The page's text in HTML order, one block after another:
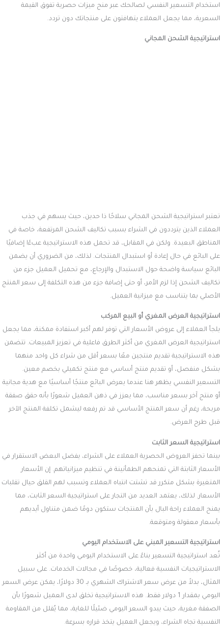
استخدام التسعير النفسي لصالحك عبر منح ميزات حصرية تفوق القيمة
السعرية، مما يجعل العملاء يتهافتون على منتجاتك دون تردد.
استراتيجية الشحن المجاني
تعتبر استراتيجية الشحن المجاني سلاحًا ذا حدين، حيث يسهم في جذب
العملاء الذين يترددون في الشراء بسبب تكاليف الشحن المرتفعة، خاصة في
المناطق البعيدة. ولكن في المقابل، قد تحمل هذه الاستراتيجية عبءًا إضافيًا
على البائع في حال إعادة أو استبدال المنتجات. لذلك، من الضروري أن يضمن
البائع سياسة واضحة حول الاستبدال والإرجاع، مع تحميل العميل جزء من
تكاليف الشحن إذا لزم الأمر، أو حتى إضافة جزء من هذه التكلفة إلى سعر المنتج
الأصلي بما يتناسب مع ميزانية العميل.
استراتيجية العرض المغري أو البيع المركب
يلجأ العملاء إلى عروض الأسعار التي توفر لهم أكبر استفادة ممكنة، مما يجعل
استراتيجية العرض المغري من أكثر الطرق فاعلية في تعزيز المبيعات. تتضمن
هذه الاستراتيجية تقديم منتجين معًا بسعر أقل من شراء كل واحد منهما
بشكل منفصل، أو تقديم منتج أساسي مع منتج تكميلي بخصم معين.
التسعير النفسي يظهر هنا عندما يعرض البائع منتجًا أساسيًا مع هدية مجانية
أو منتج آخر بسعر مناسب، مما يعزز في ذهن العميل شعورًا بأنه حقق صفقة
مربحة، رغم أن سعر المنتج الأساسي قد تم رفعه ليشمل تكلفة المنتج الآخر
قبل طرح العرض.
استراتيجية السعر الثابت
بينما تحفز العروض الحصرية العملاء على الشراء، يفضل البعض الاستقرار في
الأسعار الثابتة التي تمنحهم الطمأنينة في تنظيم ميزانياتهم. إن الأسعار
المتغيرة بشكل متكرر قد تشتت انتباه العملاء وتسبب لهم القلق حيال تقلبات
الأسعار. لذلك، يعتمد العديد من التجار على استراتيجية السعر الثابت، مما
يمنح العملاء راحة البال بأن المنتجات ستكون دومًا ضمن متناول أيديهم
بأسعار معقولة ومتوقعة.
استراتيجية التسعير المبني على الاستخدام اليومي
تُعد استراتيجية التسعير بناءً على الاستخدام اليومي واحدة من أكثر
الاستراتيجيات النفسية فعالية، خصوصًا في مجالات الخدمات. على سبيل
المثال، بدلاً من عرض سعر الاشتراك الشهري بـ 30 دولارًا، يمكن عرض السعر
اليومي بمقدار 1 دولار فقط. هذه الاستراتيجية تخلق لدى العميل شعورًا بأن
الصفقة مغرية، حيث يبدو السعر اليومي ضئيلًا للغاية، مما يُقلل من المقاومة
النفسية تجاه الشراء، ويجعل العميل يتخذ قراره بسرعة.